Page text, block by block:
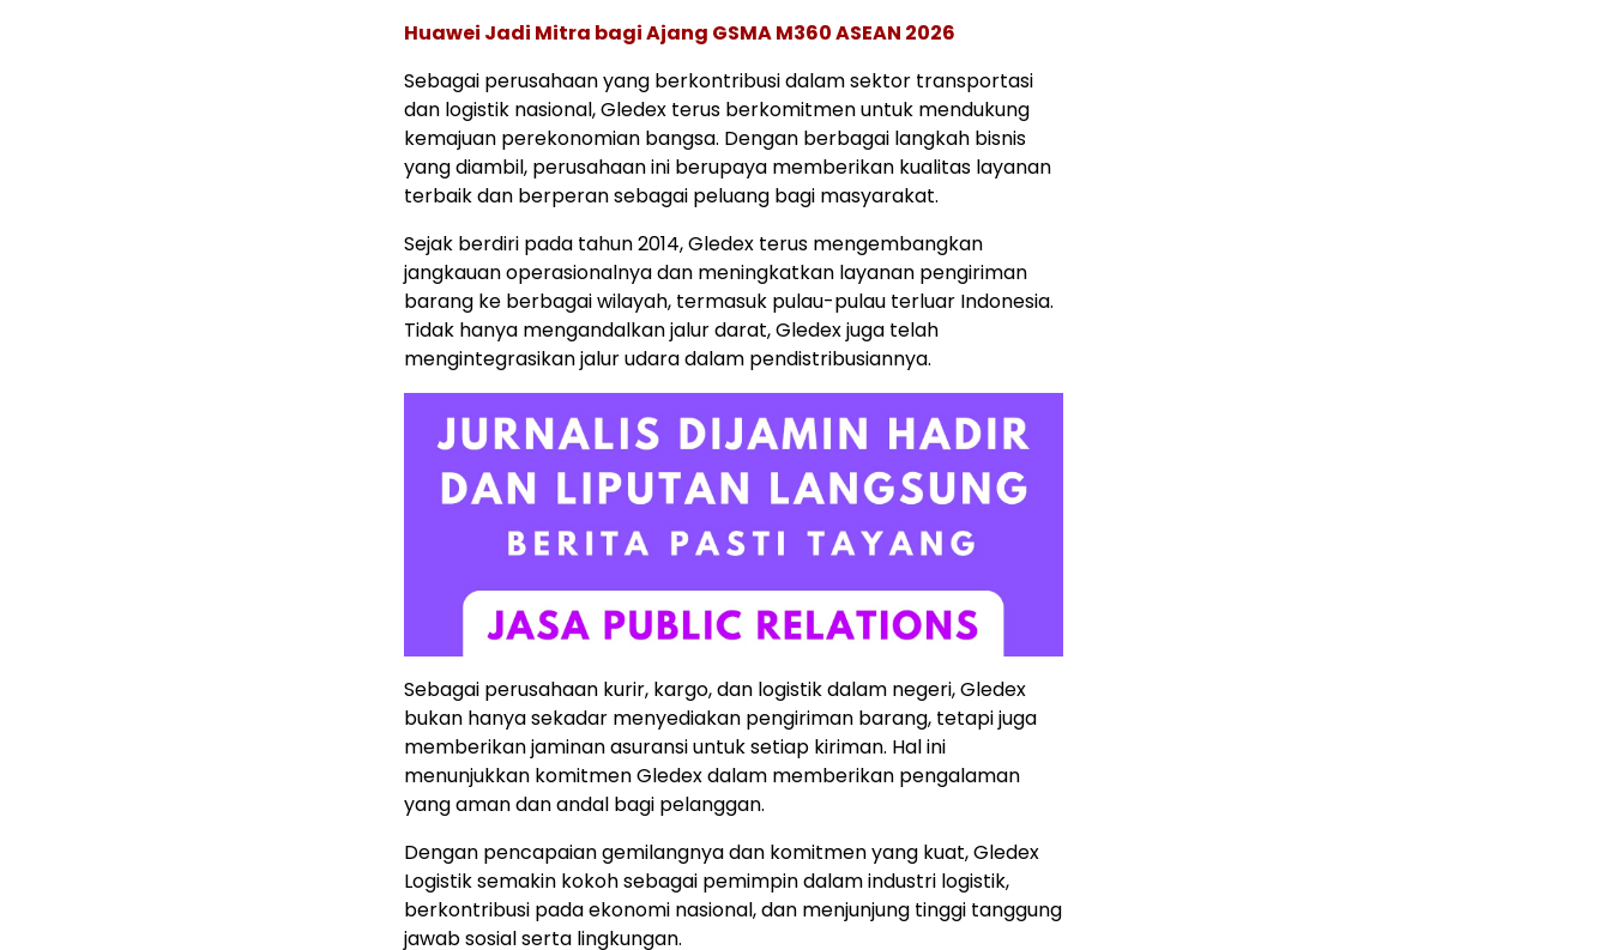
Huawei Jadi Mitra bagi Ajang GSMA M360 ASEAN 2026
Sebagai perusahaan yang berkontribusi dalam sektor transportasi
dan logistik nasional, Gledex terus berkomitmen untuk mendukung
kemajuan perekonomian bangsa. Dengan berbagai langkah bisnis
yang diambil, perusahaan ini berupaya memberikan kualitas layanan
terbaik dan berperan sebagai peluang bagi masyarakat.
Sejak berdiri pada tahun 2014, Gledex terus mengembangkan
jangkauan operasionalnya dan meningkatkan layanan pengiriman
barang ke berbagai wilayah, termasuk pulau-pulau terluar Indonesia.
Tidak hanya mengandalkan jalur darat, Gledex juga telah
mengintegrasikan jalur udara dalam pendistribusiannya.
Sebagai perusahaan kurir, kargo, dan logistik dalam negeri, Gledex
bukan hanya sekadar menyediakan pengiriman barang, tetapi juga
memberikan jaminan asuransi untuk setiap kiriman. Hal ini
menunjukkan komitmen Gledex dalam memberikan pengalaman
yang aman dan andal bagi pelanggan.
Dengan pencapaian gemilangnya dan komitmen yang kuat, Gledex
Logistik semakin kokoh sebagai pemimpin dalam industri logistik,
berkontribusi pada ekonomi nasional, dan menjunjung tinggi tanggung
jawab sosial serta lingkungan.